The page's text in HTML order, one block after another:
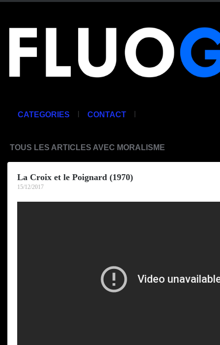
CATEGORIES | CONTACT |
TOUS LES ARTICLES AVEC MORALISME
La Croix et le Poignard (1970)
15/12/2017